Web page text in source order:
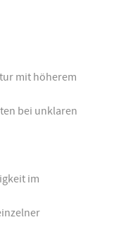
mit höherem
bei unklaren
im